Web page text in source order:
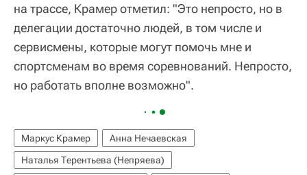
на трассе, Крамер отметил: "Это непросто, но в
делегации достаточно людей, в том числе и
сервисмены, которые могут помочь мне и
спортсменам во время соревнований. Непросто,
но работать вполне возможно".
Маркус Крамер
Анна Нечаевская
Наталья Терентьева (Непряева)